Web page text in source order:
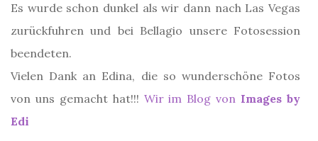
Es wurde schon dunkel als wir dann nach Las Vegas
zurückfuhren und bei Bellagio unsere Fotosession
beendeten.
Vielen Dank an Edina, die so wunderschöne Fotos
von uns gemacht hat!!! Wir im Blog von Images by
Edi